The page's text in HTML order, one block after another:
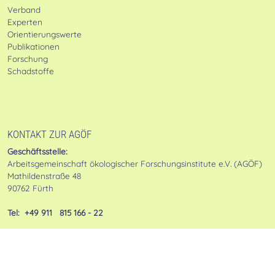
Verband
Experten
Orientierungswerte
Publikationen
Forschung
Schadstoffe
KONTAKT ZUR AGÖF
Geschäftsstelle:
Arbeitsgemeinschaft ökologischer Forschungsinstitute e.V. (AGÖF)
Mathildenstraße 48
90762 Fürth
Tel: +49 911 815 166 - 22